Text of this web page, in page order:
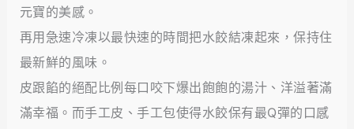
元寶的美感。
再用急速冷凍以最快速的時間把水餃結凍起來，保持住
最新鮮的風味。
皮跟餡的絕配比例每口咬下爆出飽飽的湯汁、洋溢著滿
滿幸福。而手工皮、手工包使得水餃保有最Q彈的口感